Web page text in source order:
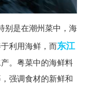
别是在潮州菜中，海
利用海鲜，而东江
。粤菜中的海鲜料
强调食材的新鲜和